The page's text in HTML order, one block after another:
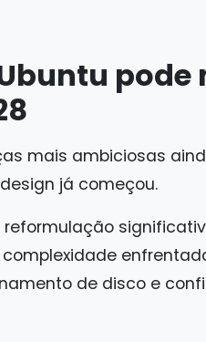
pode
mais ambiciosas
já começou.
de disco e